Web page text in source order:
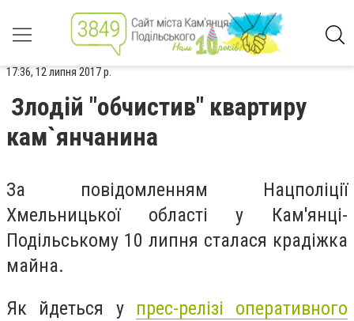
17:36, 12 липня 2017 р.
Злодій "обчистив" квартиру
кам`янчанина
За повідомленням Нацполіції
Хмельницької області у Кам'янці-
Подільському 10 липня сталася крадіжка
майна.
Як йдеться у прес-релізі оперативного